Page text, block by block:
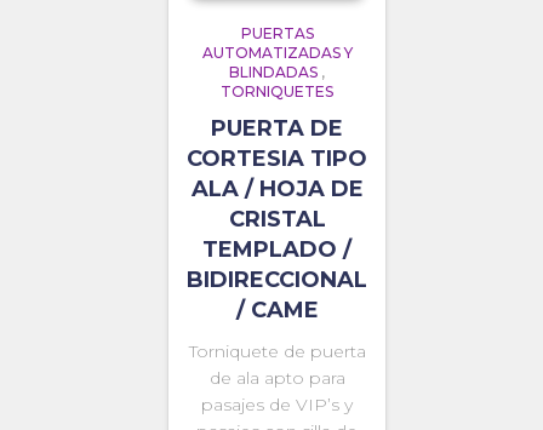
PUERTAS
AUTOMATIZADAS Y
BLINDADAS ,
TORNIQUETES
PUERTA DE
CORTESIA TIPO
ALA / HOJA DE
CRISTAL
TEMPLADO /
BIDIRECCIONAL
/ CAME
Torniquete de puerta
de ala apto para
pasajes de VIP’s y